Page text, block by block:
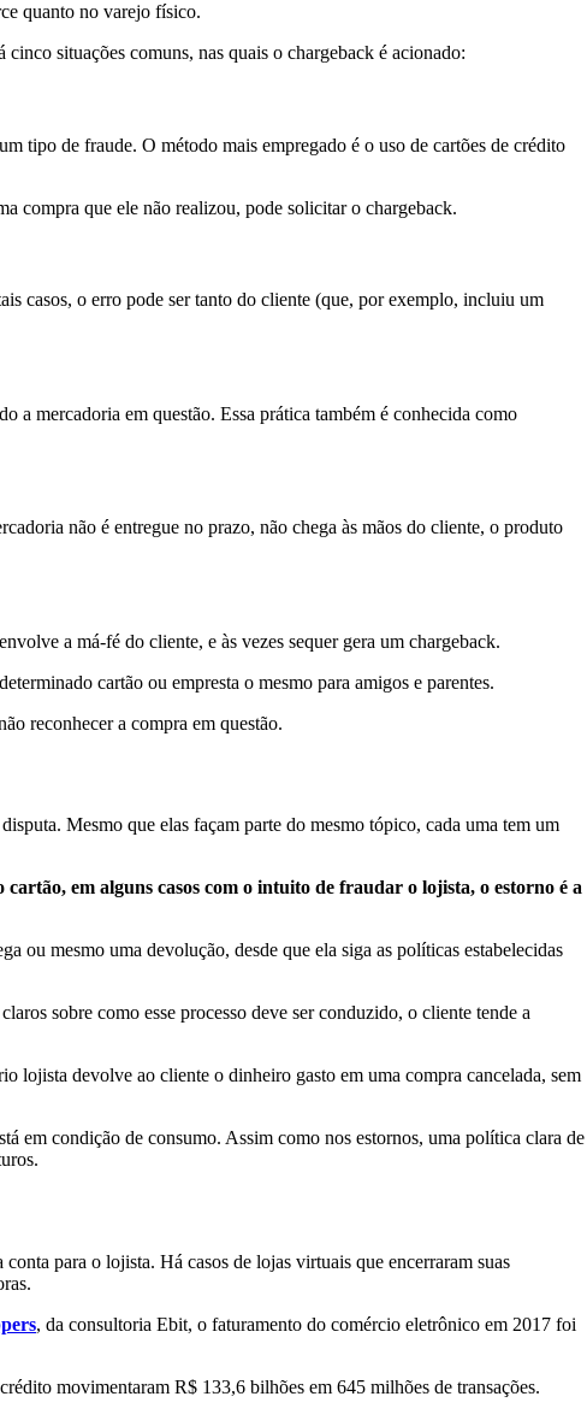
quanto no varejo físico.
situações comuns, nas quais o chargeback é acionado:
tipo de fraude. O método mais empregado é o uso de cartões de crédito
compra que ele não realizou, pode solicitar o chargeback.
casos, o erro pode ser tanto do cliente (que, por exemplo, incluiu um
a mercadoria em questão. Essa prática também é conhecida como
não é entregue no prazo, não chega às mãos do cliente, o produto
a má-fé do cliente, e às vezes sequer gera um chargeback.
cartão ou empresta o mesmo para amigos e parentes.
reconhecer a compra em questão.
Mesmo que elas façam parte do mesmo tópico, cada uma tem um
em alguns casos com o intuito de fraudar o lojista, o estorno é a
ou mesmo uma devolução, desde que ela siga as políticas estabelecidas
sobre como esse processo deve ser conduzido, o cliente tende a
lojista devolve ao cliente o dinheiro gasto em uma compra cancelada, sem
em condição de consumo. Assim como nos estornos, uma política clara de
para o lojista. Há casos de lojas virtuais que encerraram suas
, da consultoria Ebit, o faturamento do comércio eletrônico em 2017 foi
movimentaram R$ 133,6 bilhões em 645 milhões de transações.